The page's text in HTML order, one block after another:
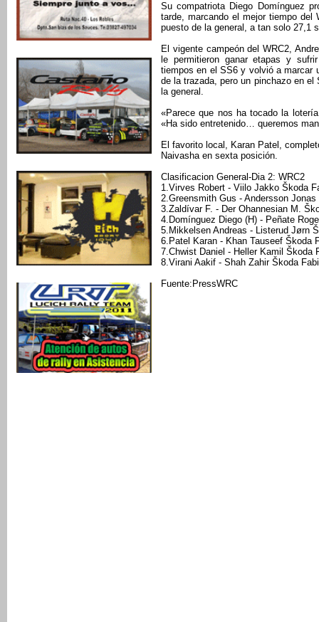
Su compatriota Diego Domínguez
tarde, marcando el mejor tiempo
puesto de la general, a tan solo 27,1
El vigente campeón del WRC2,
le permitieron ganar etapas y
tiempos en el SS6 y volvió a marcar
de la trazada, pero un pinchazo en
la general.
«Parece que nos ha tocado la
«Ha sido entretenido… queremos
El favorito local, Karan Patel,
Naivasha en sexta posición.
Clasificacion General-Dia 2: WRC2
1.Virves Robert - Viilo Jakko Škoda
2.Greensmith Gus - Andersson
3.Zaldívar F. - Der Ohannesian M.
4.Domínguez Diego (H) - Peñate
5.Mikkelsen Andreas - Listerud Jørn
6.Patel Karan - Khan Tauseef Škoda
7.Chwist Daniel - Heller Kamil Škoda
8.Virani Aakif - Shah Zahir Škoda
Fuente:PressWRC